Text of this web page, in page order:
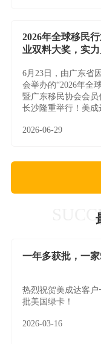
2026年全球移民
业双料大奖，实力
6月23日，由广东省
会举办的“2026年全
暨广东移民协会会员
长沙隆重举行！美
2026-06-29
一年多获批，一家
热烈祝贺美成达客
批美国绿卡！
2026-03-16